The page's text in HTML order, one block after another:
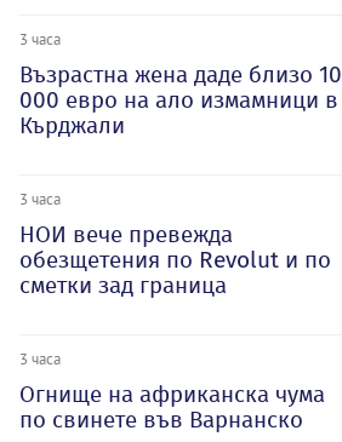
3 часа
Възрастна жена даде близо 10
000 евро на ало измамници в
Кърджали
3 часа
НОИ вече превежда
обезщетения по Revolut и по
сметки зад граница
3 часа
Огнище на африканска чума
по свинете във Варнанско